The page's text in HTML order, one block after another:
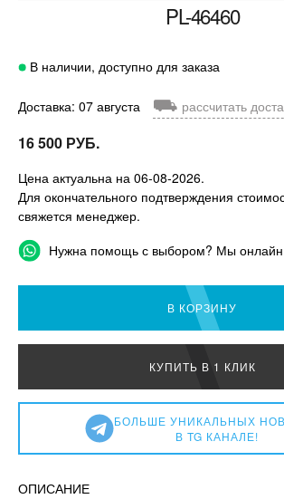
PL-46460
В наличии, доступно для заказа
Доставка: 07 августа ⛟ рассчитать
16 500 РУБ.
Цена актуальна на 06-08-2026.
Для окончательного подтверждения
свяжется менеджер.
Нужна помощь с выбором? Мы онлайн
В КОРЗИНУ
КУПИТЬ В 1 КЛИК
БОЛЬШЕ УНИКАЛЬНЫХ
В TG КАНАЛЕ!
ОПИСАНИЕ